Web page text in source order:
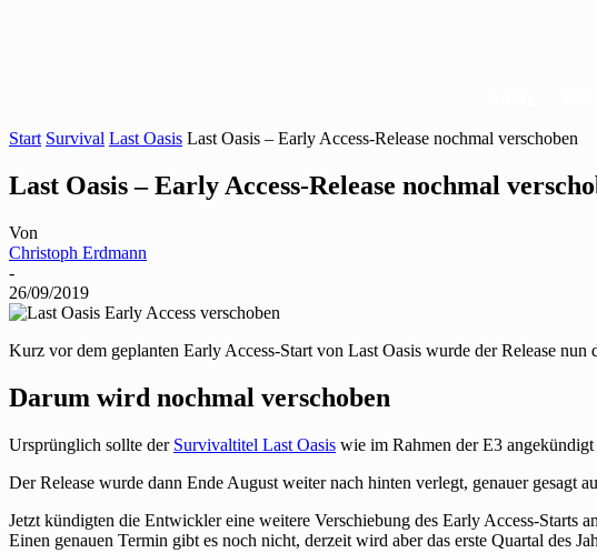
Start Survival Last Oasis Last Oasis – Early Access-Release nochmal verschoben
Last Oasis – Early Access-Release nochmal
Von
Christoph Erdmann
-
26/09/2019
Kurz vor dem geplanten Early Access-Start von Last Oasis wurde der Release
Darum wird nochmal verschoben
Ursprünglich sollte der Survivaltitel Last Oasis wie im Rahmen der E3 angekündigt
Der Release wurde dann Ende August weiter nach hinten verlegt, genauer gesagt
Jetzt kündigten die Entwickler eine weitere Verschiebung des Early Access-Starts
Einen genauen Termin gibt es noch nicht, derzeit wird aber das erste Quartal des